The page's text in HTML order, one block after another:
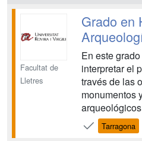
Facultat de
Lletres
Grado en
En este
interpretar el
través de las
monumentos
papel que
juegan en el
Tarragona